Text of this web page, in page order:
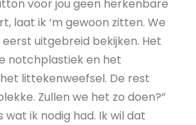
voor jou geen herkenbare
laat ik ‘m gewoon zitten. We
uitgebreid bekijken. Het
notchplastiek en het
littekenweefsel. De rest
Zullen we het zo doen?”
wat ik nodig had. Ik wil dat